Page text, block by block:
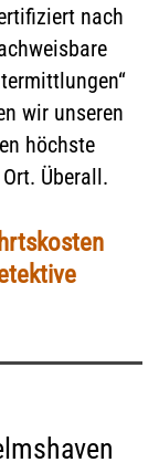
nach
wir unseren
höchste
Überall.